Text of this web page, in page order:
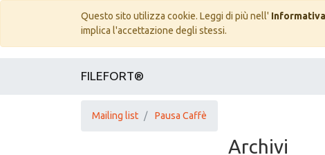
Questo sito utilizza cookie. Leggi di più nell'
implica l'accettazione degli stessi.
FILEFORT®
Mailing list Pausa Caffè
Archivi